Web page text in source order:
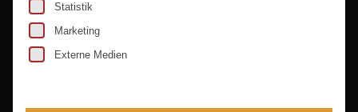
Statistik
Marketing
Externe Medien